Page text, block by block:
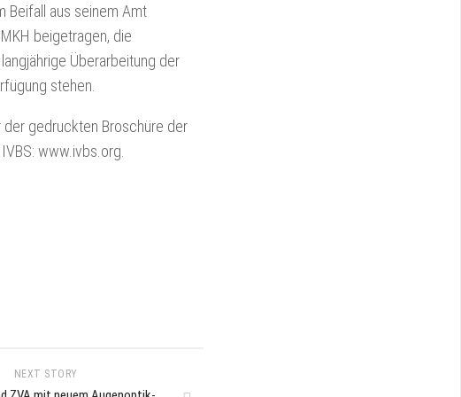
Beifall aus seinem Amt
beigetragen, die
Überarbeitung der
stehen.
gedruckten Broschüre der
www.ivbs.org.
NEXT STORY